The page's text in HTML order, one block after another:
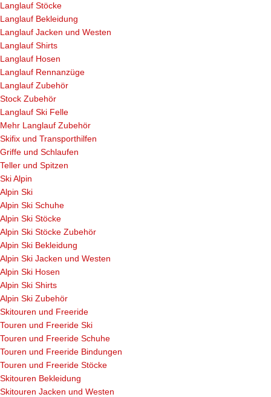
Langlauf Stöcke
Langlauf Bekleidung
Langlauf Jacken und Westen
Langlauf Shirts
Langlauf Hosen
Langlauf Rennanzüge
Langlauf Zubehör
Stock Zubehör
Langlauf Ski Felle
Mehr Langlauf Zubehör
Skifix und Transporthilfen
Griffe und Schlaufen
Teller und Spitzen
Ski Alpin
Alpin Ski
Alpin Ski Schuhe
Alpin Ski Stöcke
Alpin Ski Stöcke Zubehör
Alpin Ski Bekleidung
Alpin Ski Jacken und Westen
Alpin Ski Hosen
Alpin Ski Shirts
Alpin Ski Zubehör
Skitouren und Freeride
Touren und Freeride Ski
Touren und Freeride Schuhe
Touren und Freeride Bindungen
Touren und Freeride Stöcke
Skitouren Bekleidung
Skitouren Jacken und Westen